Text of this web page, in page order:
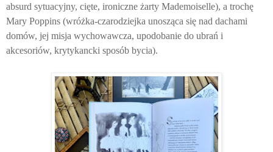
absurd sytuacyjny, cięte, ironiczne żarty Mademoiselle), a trochę
Mary Poppins (wróżka-czarodziejka unosząca się nad dachami
domów, jej misja wychowawcza, upodobanie do ubrań i
akcesoriów, krytykancki sposób bycia).